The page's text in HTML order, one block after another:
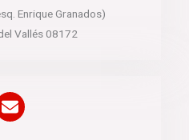
Enrique Granados)
Vallés 08172